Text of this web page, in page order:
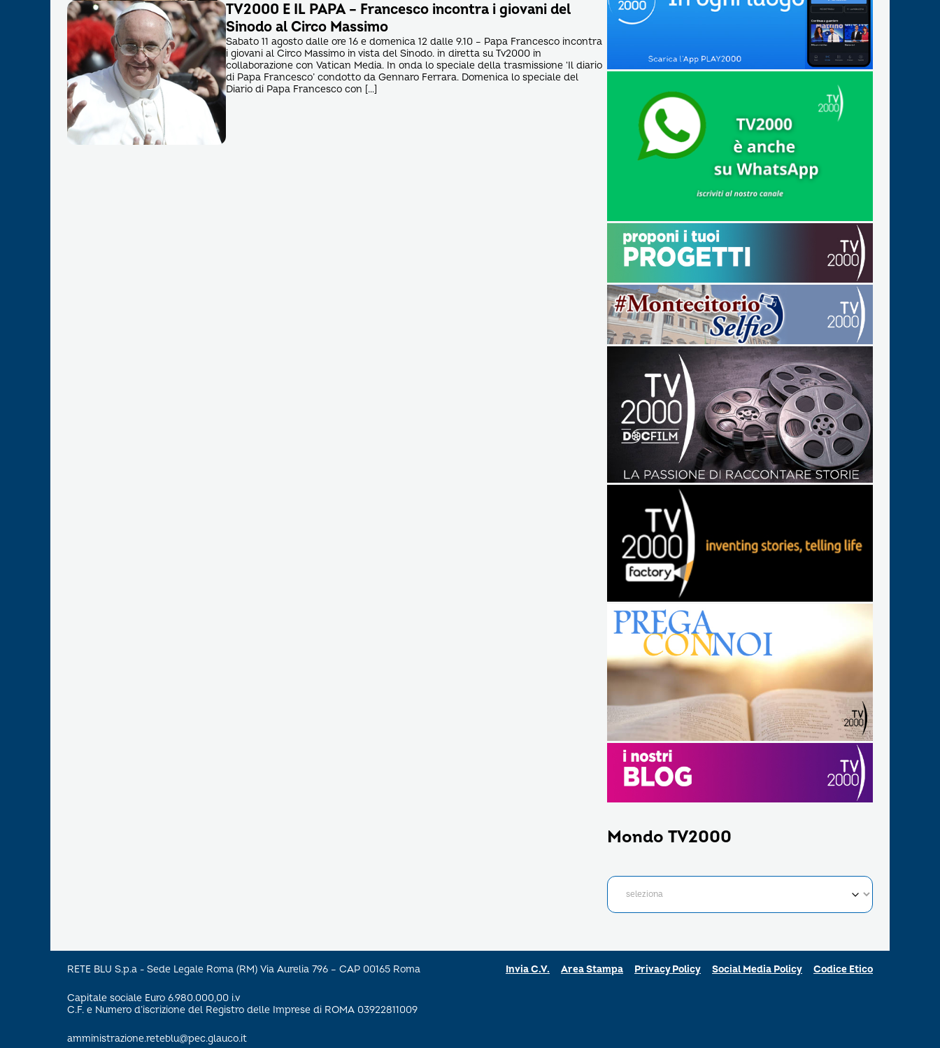
TV2000 E IL PAPA – Francesco incontra i giovani del
Sinodo al Circo Massimo
Sabato 11 agosto dalle ore 16 e domenica 12 dalle 9.10 – Papa Francesco incontra
i giovani al Circo Massimo in vista del Sinodo. in diretta su Tv2000 in
collaborazione con Vatican Media. In onda lo speciale della trasmissione ‘Il diario
di Papa Francesco’ condotto da Gennaro Ferrara. Domenica lo speciale del
Diario di Papa Francesco con […]
Mondo TV2000
RETE BLU S.p.a - Sede Legale Roma (RM) Via Aurelia 796 – CAP 00165 Roma
Capitale sociale Euro 6.980.000,00 i.v
C.F. e Numero d’iscrizione del Registro delle Imprese di ROMA 03922811009
amministrazione.reteblu@pec.glauco.it
Invia C.V. Area Stampa Privacy Policy Social Media Policy Codice Etico